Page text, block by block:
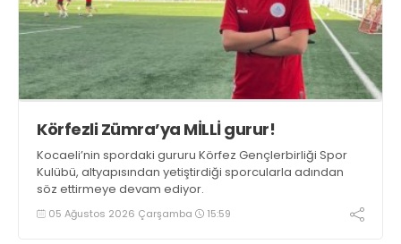
Körfezli Zümra’ya MİLLİ gurur!
Kocaeli’nin spordaki gururu Körfez Gençlerbirliği Spor
Kulübü, altyapısından yetiştirdiği sporcularla adından
söz ettirmeye devam ediyor.
05 Ağustos 2026 Çarşamba 15:59